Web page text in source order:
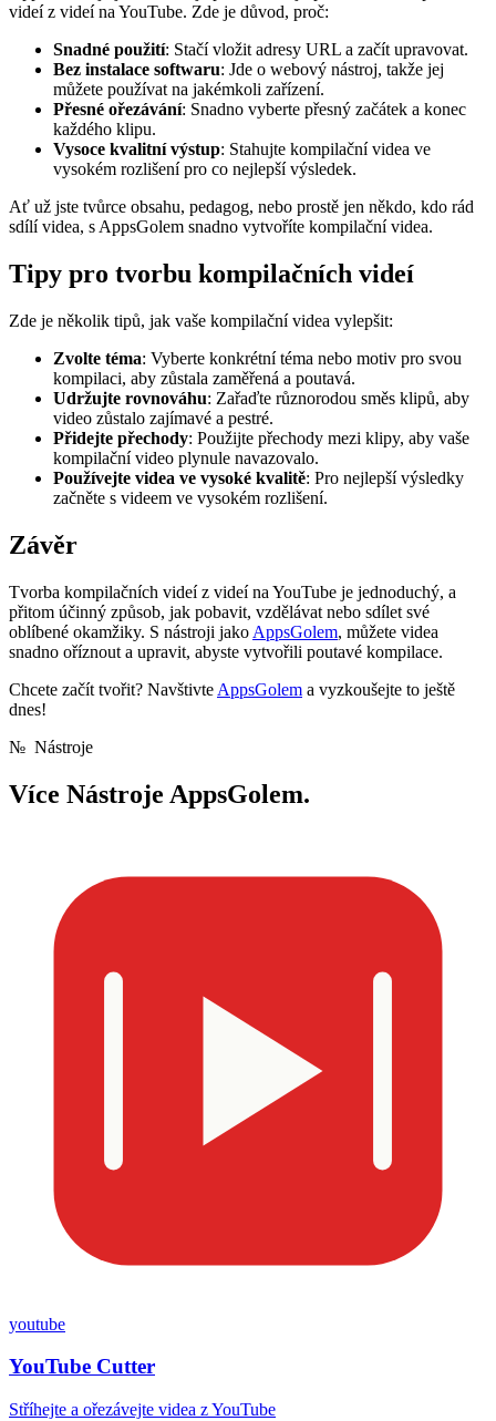
videí z videí na YouTube. Zde je důvod, proč:
Snadné použití: Stačí vložit adresy URL a začít upravovat.
Bez instalace softwaru: Jde o webový nástroj, takže jej
můžete používat na jakémkoli zařízení.
Přesné ořezávání: Snadno vyberte přesný začátek a konec
každého klipu.
Vysoce kvalitní výstup: Stahujte kompilační videa ve
vysokém rozlišení pro co nejlepší výsledek.
Ať už jste tvůrce obsahu, pedagog, nebo prostě jen někdo, kdo rád
sdílí videa, s AppsGolem snadno vytvoříte kompilační videa.
Tipy pro tvorbu kompilačních videí
Zde je několik tipů, jak vaše kompilační videa vylepšit:
Zvolte téma: Vyberte konkrétní téma nebo motiv pro svou
kompilaci, aby zůstala zaměřená a poutavá.
Udržujte rovnováhu: Zařaďte různorodou směs klipů, aby
video zůstalo zajímavé a pestré.
Přidejte přechody: Použijte přechody mezi klipy, aby vaše
kompilační video plynule navazovalo.
Používejte videa ve vysoké kvalitě: Pro nejlepší výsledky
začněte s videem ve vysokém rozlišení.
Závěr
Tvorba kompilačních videí z videí na YouTube je jednoduchý, a
přitom účinný způsob, jak pobavit, vzdělávat nebo sdílet své
oblíbené okamžiky. S nástroji jako AppsGolem, můžete videa
snadno oříznout a upravit, abyste vytvořili poutavé kompilace.
Chcete začít tvořit? Navštivte AppsGolem a vyzkoušejte to ještě
dnes!
№ Nástroje
Více Nástroje AppsGolem.
youtube
YouTube Cutter
Stříhejte a ořezávejte videa z YouTube